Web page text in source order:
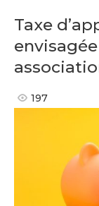
Taxe
197